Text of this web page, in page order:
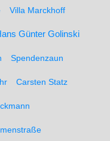
Villa Marckhoff
Günter Golinski
Spendenzaun
Carsten Statz